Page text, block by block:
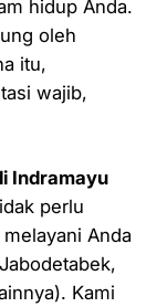
hidup Anda.
oleh
itu,
wajib,
Indramayu
perlu
melayani Anda
Kami